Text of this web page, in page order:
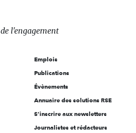
de l'engagement
Emplois
Publications
Évènements
Annuaire des solutions RSE
S'inscrire aux newsletters
Journalistes et rédacteurs